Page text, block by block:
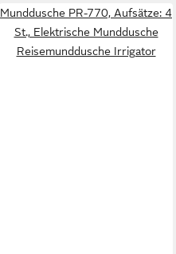
Munddusche PR-770, Aufsätze: 4
St., Elektrische Munddusche
Reisemunddusche Irrigator